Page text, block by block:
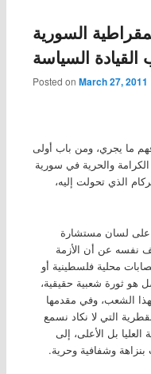
السورية
السياسة
Posted on March 27, 2011
ما يجري، ومن باب أولى
والحرية في سورية
الذي تحولت إليه،
على لسان مستشارة
نفسه عن أن الأزمة
محلية فلسطينية أو
هو ثورة شعبية حقيقية،
الشعب، وفي مقدمها
التي لا نكاد نسمع
العليا بل الأعلى، إلى
وشفافية وحرية.